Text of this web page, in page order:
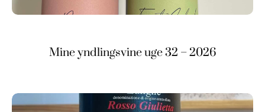
Mine yndlingsvine uge 32 – 2026